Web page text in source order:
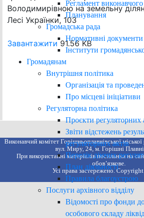
Регламент виконавчого
Планування
Громадська рада
Нормативні документи
Інститути
Громадянам
Внутрішня політика
Організація та
Про місцеві ініціативи
Регуляторна політика
Проєкти регуляторних
Звіти відстежень
регуляторних актів
Перелік діючих
План діяльності
Правила благоустрою
Послуги архівного відділу
Відомості про фонди
особового складу
Володимирівною на земельну
Лесі Українки, 103
Завантажити 91.56 KB
Виконавчий комітет Горішньоплавнівської
вул. Миру, 24, м. Горішні
При використанні матеріалів посилання на
обов’язкове.
Усі права застережено.